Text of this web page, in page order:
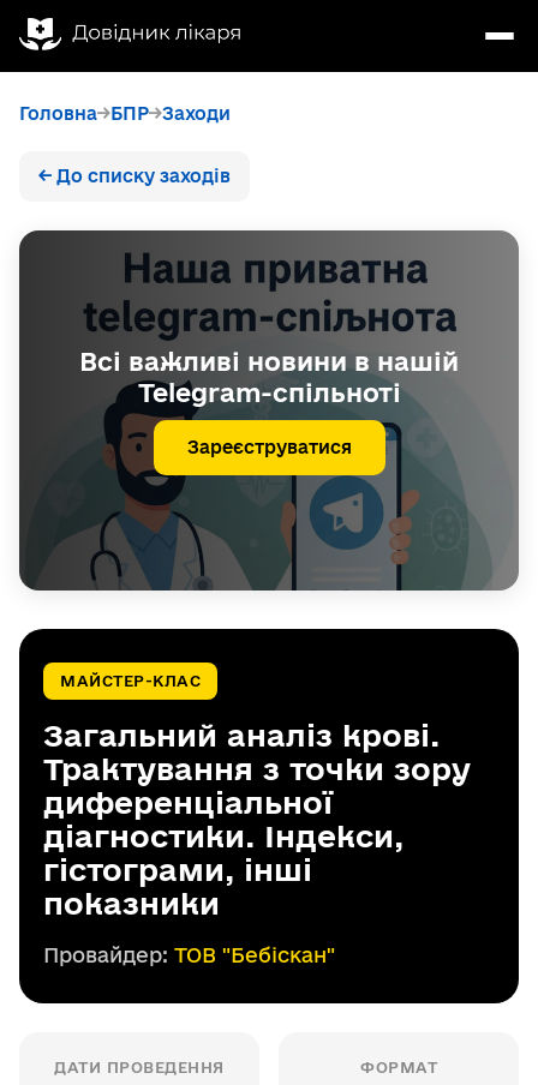
Головна БПР Заходи
← До списку заходів
Всі важливі новини в нашій
Telegram-спільноті
Зареєструватися
МАЙСТЕР-КЛАС
Загальний аналіз крові.
Трактування з точки зору
диференціальної
діагностики. Індекси,
гістограми, інші
показники
Провайдер: ТОВ "Бебіскан"
ДАТИ ПРОВЕДЕННЯ ФОРМАТ